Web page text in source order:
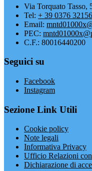
Via Torquato
Tel: + 39 0376
Email:
PEC:
C.F.: 80016440200
Seguici su
Facebook
Instagram
Sezione Link Utili
Cookie policy
Note legali
Informativa Privacy
Ufficio Relazioni
Dichiarazione di